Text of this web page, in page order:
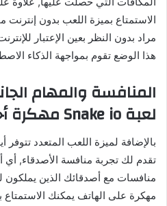
الاستمتاع بميزة اللعب بدون
مراد بدون النظر بعين الإعتبار
هذا الوضع تقوم بمواجهة الذكاء
المنافسة والمهام
لعبة Snake io مهكرة أحدث إصدار
بالإضافة لميزة اللعب المتعدد تتوفر
تقدم لك تجربة منافسة الأصدقاء,
مهكرة على الهاتف يمكنك الاستمتاع